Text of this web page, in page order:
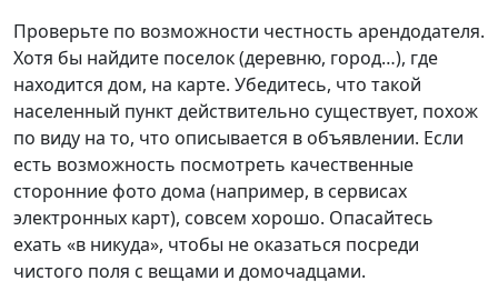
Проверьте по возможности честность арендодателя.
Хотя бы найдите поселок (деревню, город…), где
находится дом, на карте. Убедитесь, что такой
населенный пункт действительно существует, похож
по виду на то, что описывается в объявлении. Если
есть возможность посмотреть качественные
сторонние фото дома (например, в сервисах
электронных карт), совсем хорошо. Опасайтесь
ехать «в никуда», чтобы не оказаться посреди
чистого поля с вещами и домочадцами.